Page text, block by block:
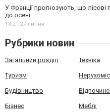
У Франції прогнозують, що
до осені
13:21,27 липня
Рубрики новин
Загальний розділ Техніка
Туризм
Будівництво
Бізнес Меблі